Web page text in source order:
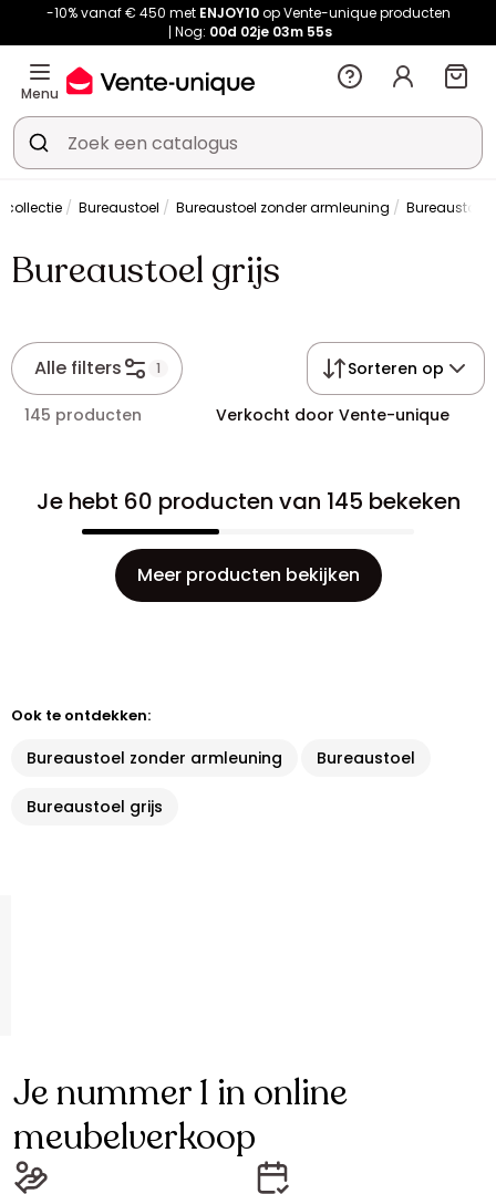
-10% vanaf € 450 met ENJOY10op Vente-unique producten
Nog: 00d 02je 03m 54s
Menu
collectie Bureaustoel Bureaustoel zonder armleuning Bureaustoel
Bureaustoel grijs
Alle filters 1 Sorteren op
145 producten Verkocht door Vente-unique
Je hebt 60 producten van 145 bekeken
Meer producten bekijken
Ook te ontdekken:
Bureaustoel zonder armleuning Bureaustoel
Bureaustoel grijs
Je nummer 1 in online
meubelverkoop